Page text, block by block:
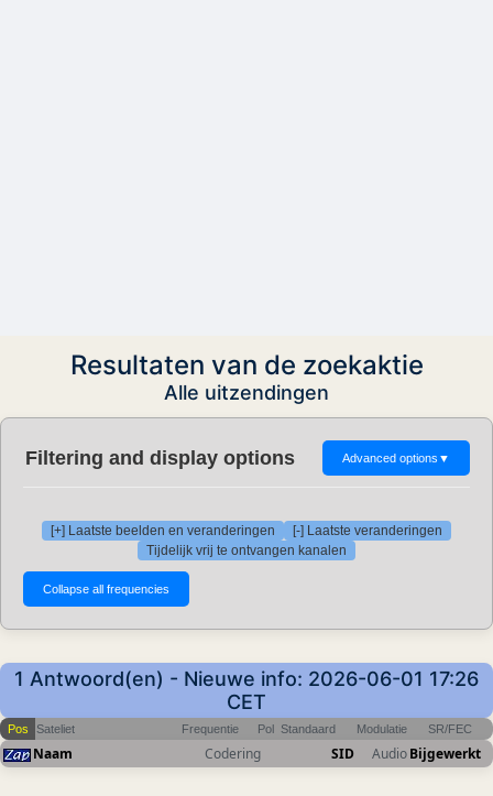
Resultaten van de zoekaktie
Alle uitzendingen
Filtering and display options Advanced options ▼
[+] Laatste beelden en veranderingen
[-] Laatste veranderingen
Tijdelijk vrij te ontvangen kanalen
1 Antwoord(en) - Nieuwe info: 2026-06-01 17:26
CET
Pos Sateliet Frequentie Pol Standaard Modulatie SR/FEC
Naam Codering SID AudioBijgewerkt